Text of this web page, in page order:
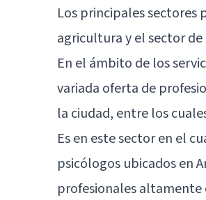
Los principales
agricultura y el sector de
En el ámbito de los
variada oferta de
la ciudad, entre los
Es en este sector en el
psicólogos ubicados en
profesionales altamente